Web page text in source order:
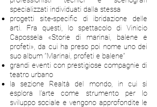
specializzati individuati dalla stessa
progetti site-specific di ibridazione delle
arti. Fra questi, lo spettacolo di Vinicio
Capossela «Storie di marinai, balene e
profeti», da cui ha preso poi nome uno dei
suo album “Marinai, profeti e balene”
grandi eventi con prestigiose compagnie di
teatro urbano
la sezione Realtà del mondo, in cui si
esplora l’arte come strumento per lo
sviluppo sociale e vengono approfondite le